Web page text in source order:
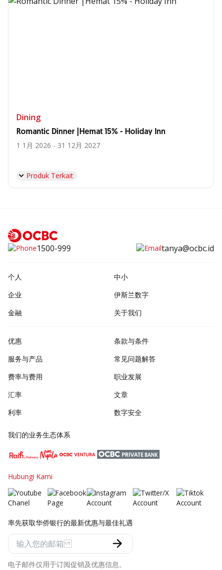
Dining
Romantic Dinner |Hemat 15% - Holiday Inn
1 1月 2026 - 31 12月 2027
Produk Terkait
1500-999 tanya@ocbc.id
个人
中小
企业
伊斯兰数字
金融
关于我们
优惠
服务与产品
费率与费用
汇率
利率
条款与条件
常见问题解答
职业发展
文章
数字安全
我们的业务生态体系
Hubungi Kami
率先获取华侨银行的最新优惠与最佳礼遇
电子邮件仅用于订阅促销及优惠信息。